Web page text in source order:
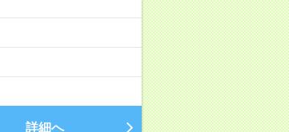
詳細へ